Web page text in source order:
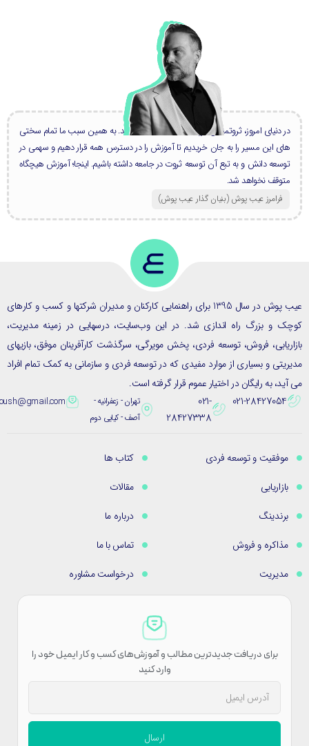
در دنیای امروز، ثروتمندان بزرگ، همه دانشمند هستند. به همین سبب ما تمام سختی
های این مسیر را به جان خریدیم تا آموزش را در دسترس همه قرار دهیم و سهمی در
توسعه دانش و به تبع آن توسعه ثروت در جامعه داشته باشیم. اینجا؛ آموزش هیچگاه
متوقف نخواهد شد.
فرامرز عیب پوش (بنیان گذار عیب پوش​)
عیب پوش در سال 1395 برای راهنمایی کارکنان و مدیران شرکتها و کسب و کارهای
و بزرگ راه اندازی شد. در این وب‌سایت، درسهایی در زمینه مدیریت،
فروش، توسعه فردی، پخش مویرگی، سرگذشت کارآفرینان موفق، بازیهای
و بسیاری از موارد مفیدی که در توسعه فردی و سازمانی به کمک تمام افراد
به رایگان در اختیار عموم قرار گرفته است.
021-28427054
021-
28427338
تهران - زعفرانیه -
آصف - کیایی دوم
eybpoush@gmail.com
موفقیت و توسعه فردی
بازاریابی
برندینگ
مذاکره و فروش
مدیریت
کتاب ها
مقالات
درباره ما
تماس با ما
درخواست مشاوره
برای دریافت جدیدترین مطالب و آموزش‌های کسب و کار ایمیل خود را
وارد کنید
ارسال